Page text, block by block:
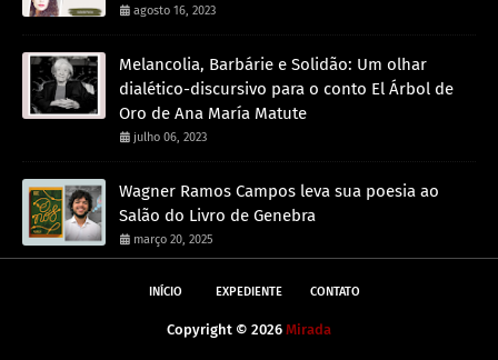
agosto 16, 2023
Melancolia, Barbárie e Solidão: Um olhar
dialético-discursivo para o conto El Árbol de
Oro de Ana María Matute
julho 06, 2023
Wagner Ramos Campos leva sua poesia ao
Salão do Livro de Genebra
março 20, 2025
INÍCIO EXPEDIENTE CONTATO
Copyright © 2026 Mirada